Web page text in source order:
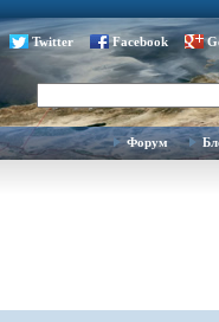
Twitter Facebook
Форум